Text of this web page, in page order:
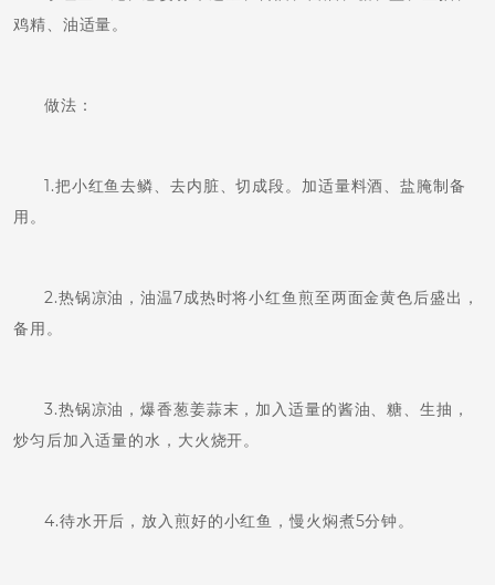
鸡精、油适量。
做法：
1.把小红鱼去鳞、去内脏、切成段。加适量料酒、盐腌制备
用。
2.热锅凉油，油温7成热时将小红鱼煎至两面金黄色后盛出，
备用。
3.热锅凉油，爆香葱姜蒜末，加入适量的酱油、糖、生抽，
炒匀后加入适量的水，大火烧开。
4.待水开后，放入煎好的小红鱼，慢火焖煮5分钟。